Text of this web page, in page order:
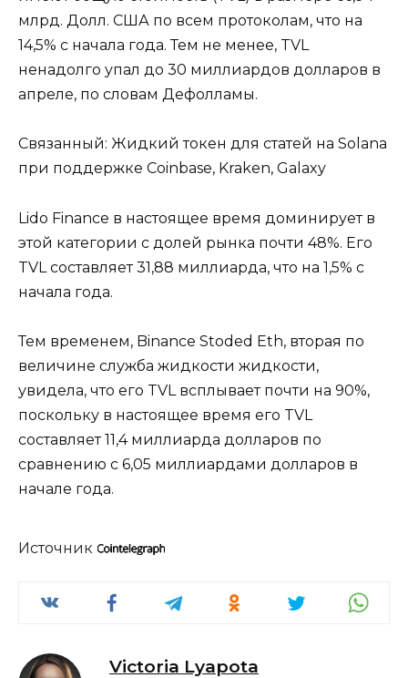
млрд. Долл. США по всем протоколам, что на
14,5% с начала года. Тем не менее, TVL
ненадолго упал до 30 миллиардов долларов в
апреле, по словам Дефолламы.
Связанный: Жидкий токен для статей на Solana
при поддержке Coinbase, Kraken, Galaxy
Lido Finance в настоящее время доминирует в
этой категории с долей рынка почти 48%. Его
TVL составляет 31,88 миллиарда, что на 1,5% с
начала года.
Тем временем, Binance Stoded Eth, вторая по
величине служба жидкости жидкости,
увидела, что его TVL всплывает почти на 90%,
поскольку в настоящее время его TVL
составляет 11,4 миллиарда долларов по
сравнению с 6,05 миллиардами долларов в
начале года.
Источник
Victoria Lyapota